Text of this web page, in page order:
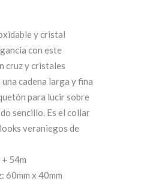
y cristal
con este
cruz y cristales
cadena larga y fina
para lucir sobre
sencillo. Es el collar
veraniegos de
54m
60mm x 40mm